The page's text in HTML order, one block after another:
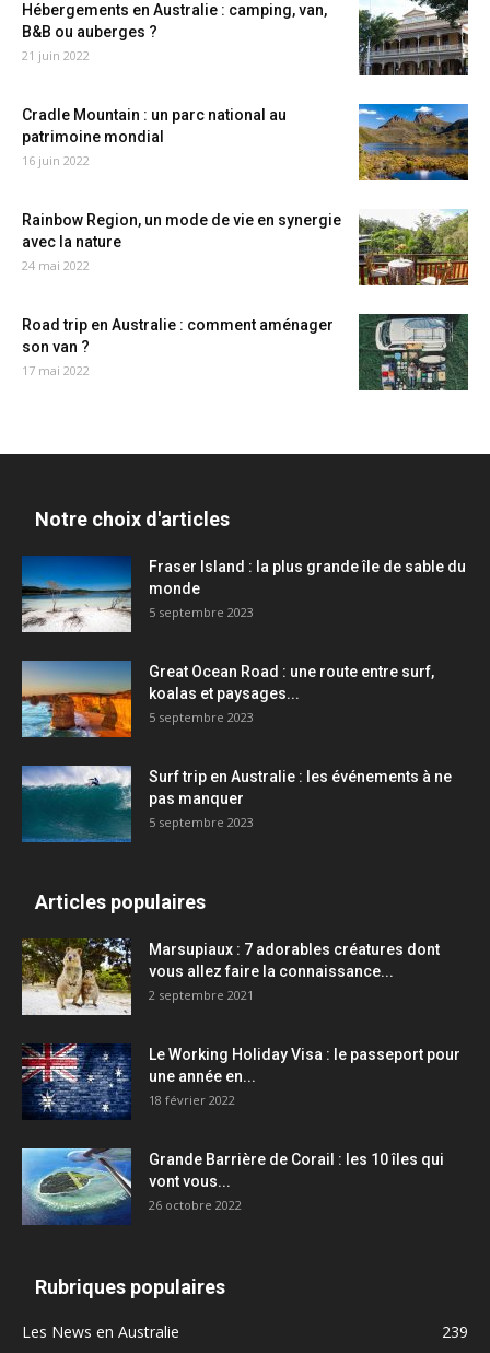
Hébergements en Australie : camping, van,
B&B ou auberges ?
21 juin 2022
Cradle Mountain : un parc national au
patrimoine mondial
16 juin 2022
Rainbow Region, un mode de vie en synergie
avec la nature
24 mai 2022
Road trip en Australie : comment aménager
son van ?
17 mai 2022
Notre choix d'articles
Fraser Island : la plus grande île de sable du
monde
5 septembre 2023
Great Ocean Road : une route entre surf,
koalas et paysages...
5 septembre 2023
Surf trip en Australie : les événements à ne
pas manquer
5 septembre 2023
Articles populaires
Marsupiaux : 7 adorables créatures dont
vous allez faire la connaissance...
2 septembre 2021
Le Working Holiday Visa : le passeport pour
une année en...
18 février 2022
Grande Barrière de Corail : les 10 îles qui
vont vous...
26 octobre 2022
Rubriques populaires
Les News en Australie
239